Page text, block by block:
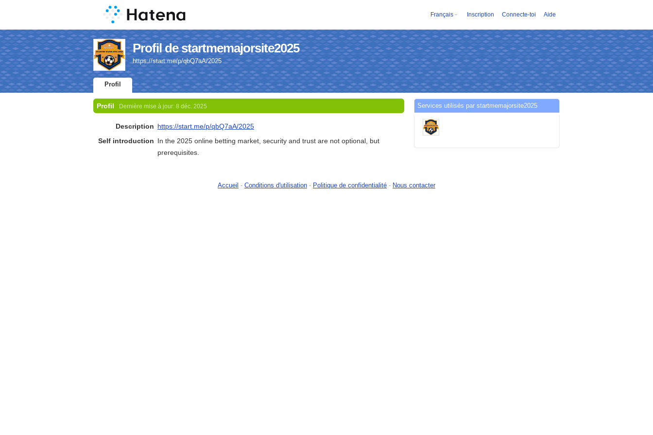
Français Inscription Connecte-toi Aide
Profil de startmemajorsite2025
https://start.me/p/qbQ7aA/2025
Profil
Profil Dernière mise à jour: 8 déc. 2025
Description https://start.me/p/qbQ7aA/2025
Self introduction In the 2025 online betting market, security and trust are not optional, but
prerequisites.
Services utilisés par startmemajorsite2025
Accueil - Conditions d'utilisation - Politique de confidentialité - Nous contacter